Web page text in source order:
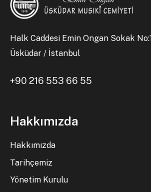
Halk Caddesi Emin Ongan Sokak
Üsküdar / İstanbul
+90 216 553 66 55
Hakkımızda
Hakkımızda
Tarihçemiz
Yönetim Kurulu